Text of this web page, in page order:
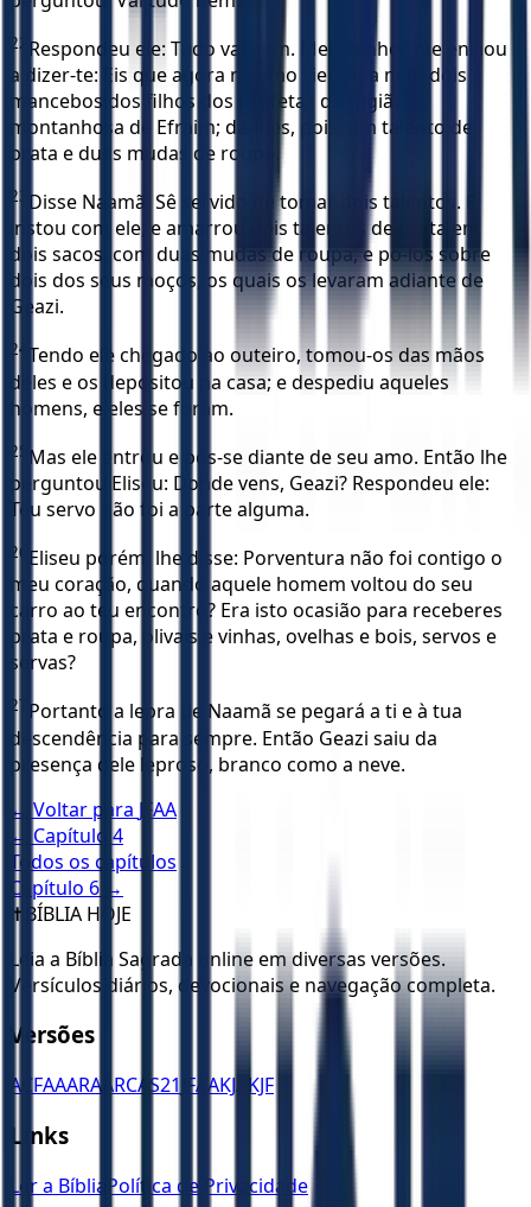
22 Respondeu ele: Tudo vai bem. Meu senhor me enviou
a dizer-te: Eis que agora mesmo vieram a mim dois
mancebos dos filhos dos profetas da região
montanhosa de Efraim; dá-lhes, pois, um talento de
prata e duas mudas de roupa.
23 Disse Naamã: Sê servido de tomar dois talentos. E
instou com ele, e amarrou dois talentos de prata em
dois sacos, com duas mudas de roupa, e pô-los sobre
dois dos seus moços, os quais os levaram adiante de
Geazi.
24 Tendo ele chegado ao outeiro, tomou-os das mãos
deles e os depositou na casa; e despediu aqueles
homens, e eles se foram.
25 Mas ele entrou e pôs-se diante de seu amo. Então lhe
perguntou Eliseu: Donde vens, Geazi? Respondeu ele:
Teu servo não foi a parte alguma.
26 Eliseu porém, lhe disse: Porventura não foi contigo o
meu coração, quando aquele homem voltou do seu
carro ao teu encontro? Era isto ocasião para receberes
prata e roupa, olivais e vinhas, ovelhas e bois, servos e
servas?
27 Portanto a lepra de Naamã se pegará a ti e à tua
descendência para sempre. Então Geazi saiu da
presença dele leproso, branco como a neve.
← Voltar para JFAA
← Capítulo 4
Todos os capítulos
Capítulo 6 →
✝️ BÍBLIA HOJE
Leia a Bíblia Sagrada online em diversas versões.
Versículos diários, devocionais e navegação completa.
Versões
ACFAAARA ARCAS21 JFAAKJA KJF
Links
Ler a Bíblia Política de Privacidade